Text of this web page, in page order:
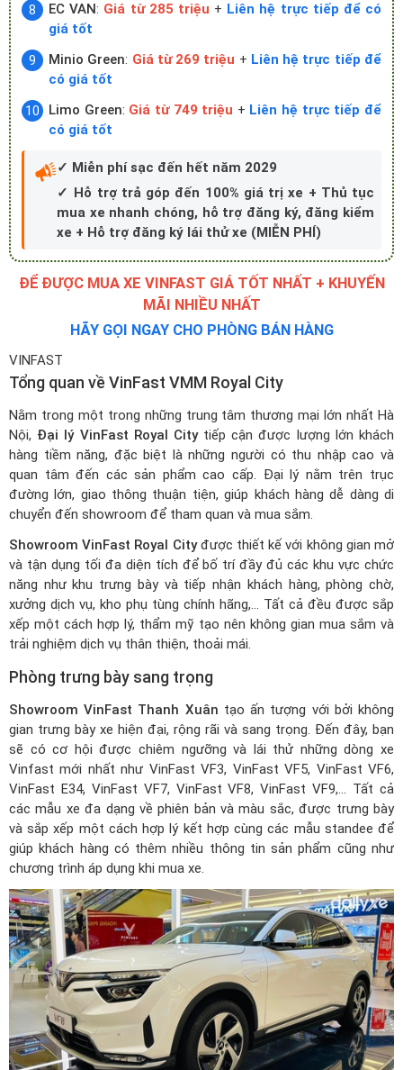
EC VAN: Giá từ 285 triệu + Liên hệ trực tiếp để có
giá tốt
Minio Green: Giá từ 269 triệu + Liên hệ trực tiếp để
có giá tốt
Limo Green: Giá từ 749 triệu + Liên hệ trực tiếp để
có giá tốt
✓ Miễn phí sạc đến hết năm 2029
✓ Hỗ trợ trả góp đến 100% giá trị xe + Thủ tục
mua xe nhanh chóng, hỗ trợ đăng ký, đăng kiểm
xe + Hỗ trợ đăng ký lái thử xe (MIỄN PHÍ)
ĐỂ ĐƯỢC MUA XE VINFAST GIÁ TỐT NHẤT + KHUYẾN
MÃI NHIỀU NHẤT
HÃY GỌI NGAY CHO PHÒNG BÁN HÀNG
VINFAST
Tổng quan về VinFast VMM Royal City
Nằm trong một trong những trung tâm thương mại lớn nhất Hà
Nội, Đại lý VinFast Royal Citytiếp cận được lượng lớn khách
hàng tiềm năng, đặc biệt là những người có thu nhập cao và
quan tâm đến các sản phẩm cao cấp. Đại lý nằm trên trục
đường lớn, giao thông thuận tiện, giúp khách hàng dễ dàng di
chuyển đến showroom để tham quan và mua sắm.
Showroom VinFast Royal Cityđược thiết kế với không gian mở
và tận dụng tối đa diện tích để bố trí đầy đủ các khu vực chức
năng như khu trưng bày và tiếp nhận khách hàng, phòng chờ,
xưởng dịch vụ, kho phụ tùng chính hãng,... Tất cả đều được sắp
xếp một cách hợp lý, thẩm mỹ tạo nên không gian mua sắm và
trải nghiệm dịch vụ thân thiện, thoải mái.
Phòng trưng bày sang trọng
Showroom VinFast Thanh Xuân tạo ấn tượng với bởi không
gian trưng bày xe hiện đại, rộng rãi và sang trọng. Đến đây, bạn
sẽ có cơ hội được chiêm ngưỡng và lái thử những dòng xe
Vinfast mới nhất như VinFast VF3, VinFast VF5, VinFast VF6,
VinFast E34, VinFast VF7, VinFast VF8, VinFast VF9,... Tất cả
các mẫu xe đa dạng về phiên bản và màu sắc, được trưng bày
và sắp xếp một cách hợp lý kết hợp cùng các mẫu standee để
giúp khách hàng có thêm nhiều thông tin sản phẩm cũng như
chương trình áp dụng khi mua xe.